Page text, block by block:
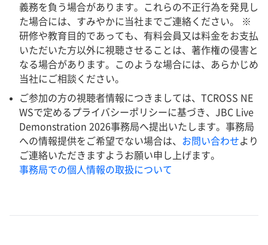
義務を負う場合があります。これらの不正行為を発見し
た場合には、すみやかに当社までご連絡ください。 ※
研修や教育目的であっても、有料会員又は料金をお支払
いただいた方以外に視聴させることは、著作権の侵害と
なる場合があります。このような場合には、あらかじめ
当社にご相談ください。
ご参加の方の視聴者情報につきましては、TCROSS NE
WSで定めるプライバシーポリシーに基づき、JBC Live
Demonstration 2026事務局へ提出いたします。事務局
への情報提供をご希望でない場合は、 お問い合わせより
ご連絡いただきますようお願い申し上げます。
事務局での個人情報の取扱について